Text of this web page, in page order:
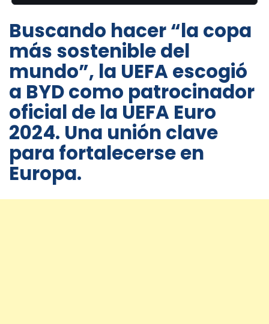
Buscando hacer “la copa
más sostenible del
mundo”, la UEFA escogió
a BYD como patrocinador
oficial de la UEFA Euro
2024. Una unión clave
para fortalecerse en
Europa.